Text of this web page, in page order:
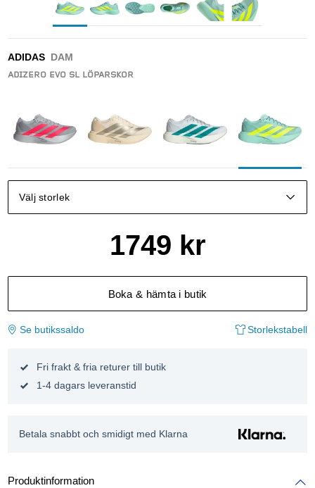
ADIDAS DAM
ADIZERO EVO SL LÖPARSKOR
Välj storlek
1749 kr
Boka & hämta i butik
Se butikssaldo Storlekstabell
Fri frakt & fria returer till butik
1-4 dagars leveranstid
Betala snabbt och smidigt med Klarna
Produktinformation